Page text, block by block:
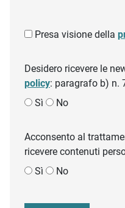
Presa visione della
Desidero ricevere le
policy: paragrafo b) n.
Sì
No
Acconsento al
ricevere contenuti
Sì
No